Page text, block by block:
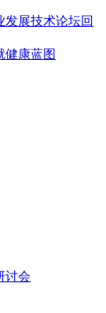
展技术论坛回
健康蓝图
讨会